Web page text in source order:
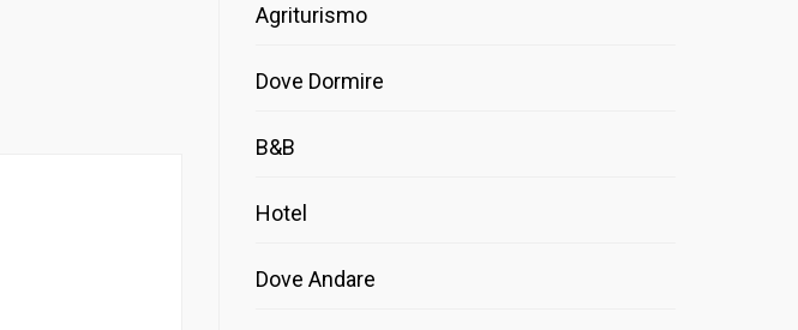
Agriturismo
Dove Dormire
B&B
Hotel
Dove Andare